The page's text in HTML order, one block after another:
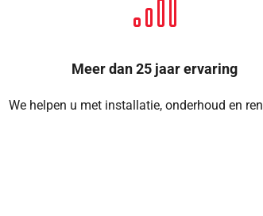
Meer dan 25 jaar ervaring
We helpen u met installatie, onderhoud en